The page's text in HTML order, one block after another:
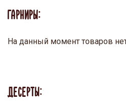
ГАРНИРЫ:
На данный момент товаров
ДЕСЕРТЫ: